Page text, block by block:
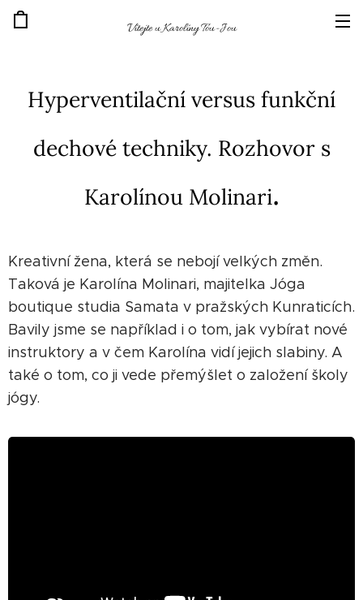
Vítejte u Karolíny Tou-Jou
Hyperventilační versus funkční
dechové techniky. Rozhovor s
Karolínou Molinari.
Kreativní žena, která se nebojí velkých změn.
Taková je Karolína Molinari, majitelka Jóga
boutique studia Samata v pražských Kunraticích.
Bavily jsme se například i o tom, jak vybírat nové
instruktory a v čem Karolína vidí jejich slabiny. A
také o tom, co ji vede přemýšlet o založení školy
jógy.